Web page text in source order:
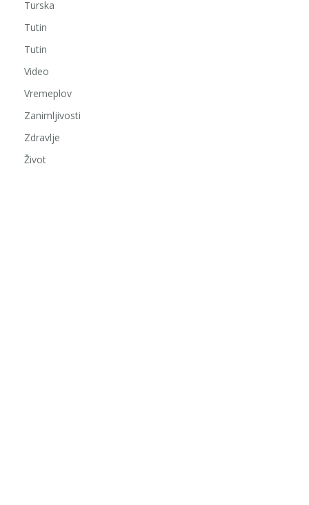
Turska
Tutin
Tutin
Video
Vremeplov
Zanimljivosti
Zdravlje
Život